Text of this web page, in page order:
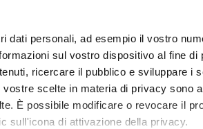
dati personali, ad esempio il vostro
sul vostro dispositivo al fine di
ricercare il pubblico e sviluppare i
scelte in materia di privacy sono
È possibile modificare o revocare il
sull'icona di attivazione della privacy.